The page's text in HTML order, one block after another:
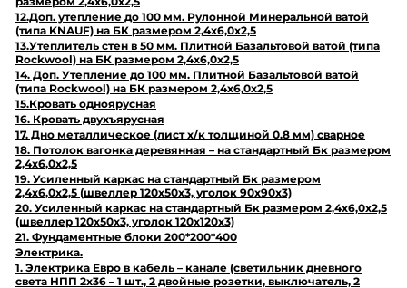
12.Доп. утепление до 100 мм. Рулонной Минеральной ватой
(типа KNAUF) на БК размером 2,4х6,0х2,5
13.Утеплитель стен в 50 мм. Плитной Базальтовой ватой (типа
Rockwool) на БК размером 2,4х6,0х2,5
14. Доп. Утепление до 100 мм. Плитной Базальтовой ватой
(типа Rockwool) на БК размером 2,4х6,0х2,5
15.Кровать одноярусная
16. Кровать двухъярусная
17. Дно металлическое (лист х/к толщиной 0.8 мм) сварное
18. Потолок вагонка деревянная – на стандартный Бк размером
2,4х6,0х2,5
19. Усиленный каркас на стандартный Бк размером
2,4х6,0х2,5 (швеллер 120х50х3, уголок 90х90х3)
20. Усиленный каркас на стандартный Бк размером 2,4х6,0х2,5
(швеллер 120х50х3, уголок 120х120х3)
21. Фундаментные блоки 200*200*400
Электрика.
1. Электрика Евро в кабель – канале (светильник дневного
света НПП 2х36 – 1 шт., 2 двойные розетки, выключатель, 2